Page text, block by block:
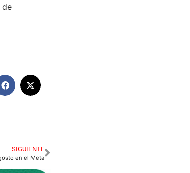
de
SIGUIENTE
en el Meta